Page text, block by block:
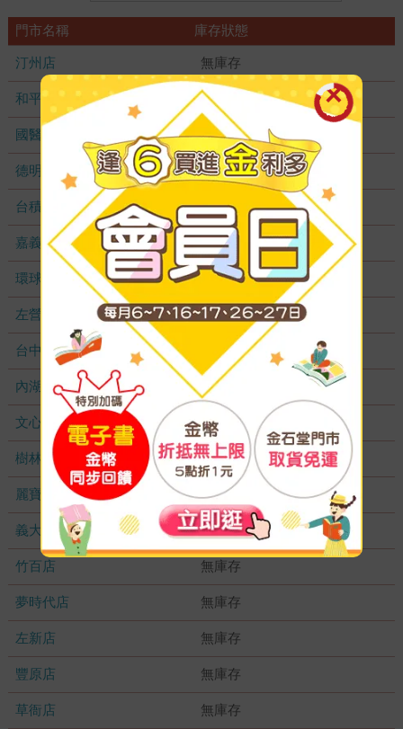
門市名稱 庫存狀態
汀州店 無庫存
和平店 無庫存
國醫加盟店 無庫存
德明加盟店 無庫存
台積店 無庫存
嘉義耐斯店 無庫存
環球店 無庫存
左營店 無庫存
台中秀泰店 無庫存
內湖大潤發 無庫存
文心店 無庫存
樹林店 無庫存
麗寶店 無庫存
義大店 無庫存
竹百店 無庫存
夢時代店 無庫存
左新店 無庫存
豐原店 無庫存
草衙店 無庫存